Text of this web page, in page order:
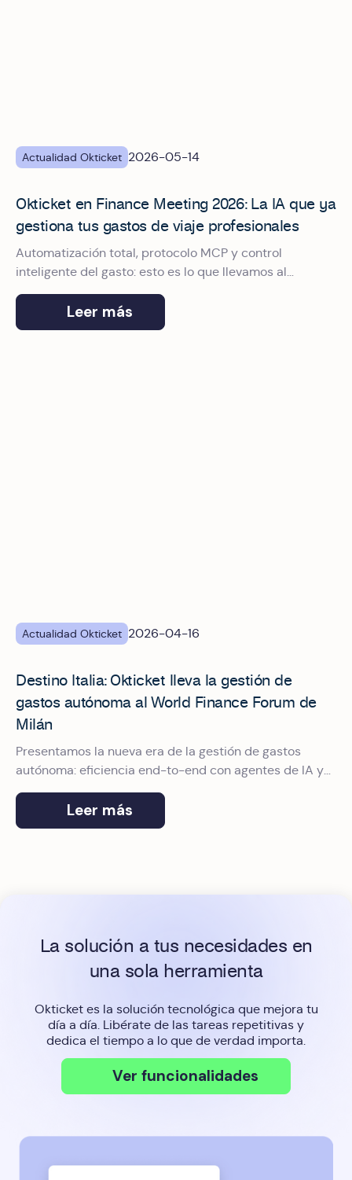
Actualidad Okticket 2026-05-14
‍Okticket en Finance Meeting 2026: La IA que ya
gestiona tus gastos de viaje profesionales‍
Automatización total, protocolo MCP y control
inteligente del gasto: esto es lo que llevamos al
encuentro de referencia para CFOs y directores
financieros en España.
Leer más
Actualidad Okticket 2026-04-16
Destino Italia: Okticket lleva la gestión de
gastos autónoma al World Finance Forum de
Milán
Presentamos la nueva era de la gestión de gastos
autónoma: eficiencia end-to-end con agentes de IA y
protocolo MCP adaptados al mercado italiano.
Leer más
La solución a tus necesidades en
una sola herramienta
Okticket es la solución tecnológica que mejora tu
día a día. Libérate de las tareas repetitivas y
dedica el tiempo a lo que de verdad importa.
Ver funcionalidades